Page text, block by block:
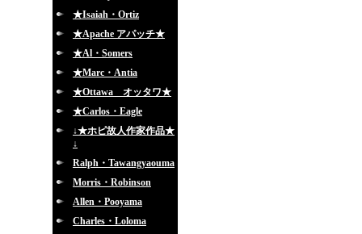
★Isaiah・Ortiz
★Apache アパッチ★
★Al・Somers
★Marc・Antia
★Ottawa オッタワ★
★Carlos・Eagle
↓★ホピ故人作家作品★
↓
Ralph・Tawangyaouma
Morris・Robinson
Allen・Pooyama
Charles・Loloma